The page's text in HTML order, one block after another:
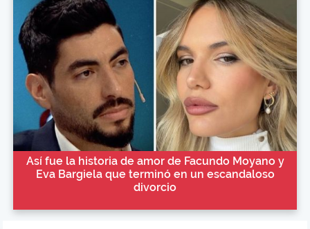
Así fue la historia de amor de Facundo Moyano y
Eva Bargiela que terminó en un escandaloso
divorcio